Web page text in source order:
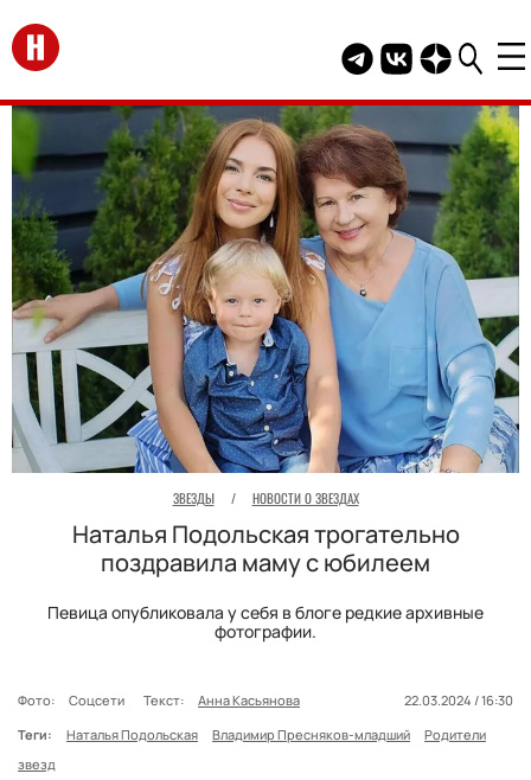
Перейти на главную
Telegram канал
Группа HELLO
Канал
ЗВЕЗДЫ / НОВОСТИ О ЗВЕЗДАХ
Наталья Подольская трогательно
поздравила маму с юбилеем
Певица опубликовала у себя в блоге редкие архивные
фотографии.
Фото: Соцсети Текст: Анна Касьянова
22.03.2024 / 16:30
Теги:
Наталья Подольская Владимир Пресняков-младший
Родители
звезд